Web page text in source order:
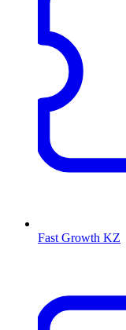
Fast Growth KZ